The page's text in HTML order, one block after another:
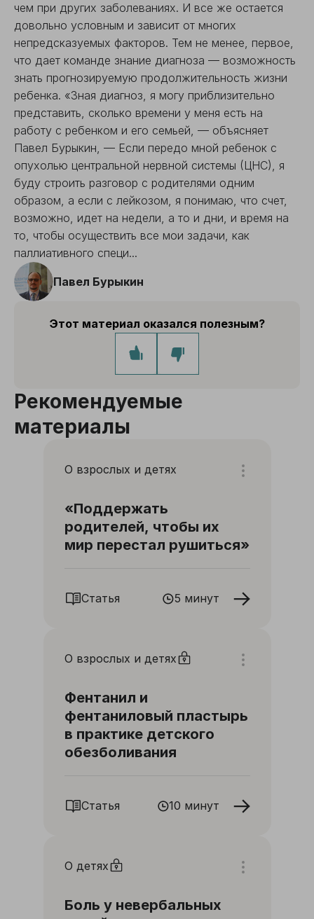
чем при других заболеваниях. И все же остается
довольно условным и зависит от многих
непредсказуемых факторов. Тем не менее, первое,
что дает команде знание диагноза — возможность
знать прогнозируемую продолжительность жизни
ребенка. «Зная диагноз, я могу приблизительно
представить, сколько времени у меня есть на
работу с ребенком и его семьей, — объясняет
Павел Бурыкин, — Если передо мной ребенок с
опухолью центральной нервной системы (ЦНС), я
буду строить разговор с родителями одним
образом, а если с лейкозом, я понимаю, что счет,
возможно, идет на недели, а то и дни, и время на
то, чтобы осуществить все мои задачи, как
паллиативного специ...
Павел Бурыкин
Этот материал оказался полезным?
Рекомендуемые
материалы
О взрослых и детях
«Поддержать
родителей, чтобы их
мир перестал рушиться»
Статья 5 минут
О взрослых и детях
Фентанил и
фентаниловый пластырь
в практике детского
обезболивания
Статья 10 минут
О детях
Боль у невербальных